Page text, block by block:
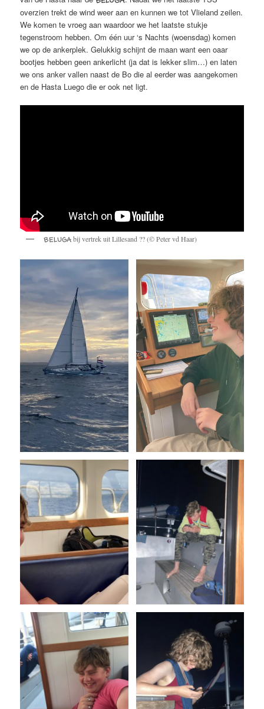
overzien trekt de wind weer aan en kunnen we tot Vlieland zeilen.
We komen te vroeg aan waardoor we het laatste stukje
tegenstroom hebben. Om één uur ‘s Nachts (woensdag) komen
we op de ankerplek. Gelukkig schijnt de maan want een oaar
bootjes hebben geen ankerlicht (ja dat is lekker slim…) en laten
we ons anker vallen naast de Bo die al eerder was aangekomen
en de Hasta Luego die er ook net ligt.
BELUGA bij vertrek uit Lillesand ?? (© Peter vd Haar)